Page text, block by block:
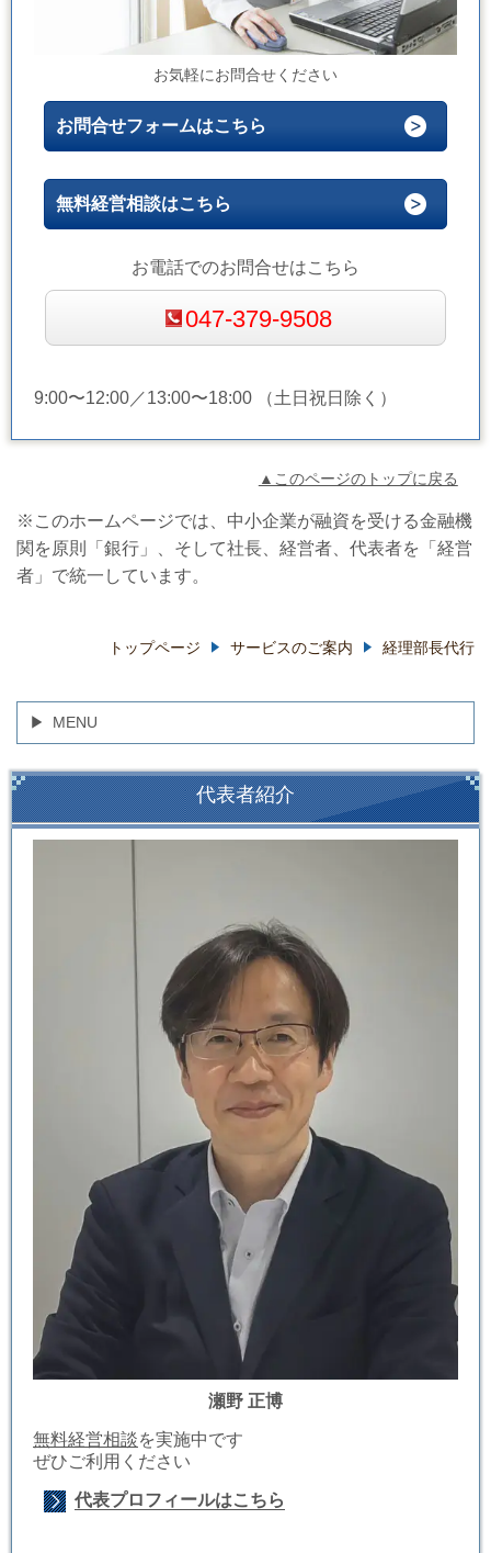
お気軽にお問合せください
お問合せフォームはこちら
無料経営相談はこちら
お電話でのお問合せはこちら
047-379-9508
9:00〜12:00／13:00〜18:00 （土日祝日除く）
▲このページのトップに戻る
※このホームページでは、中小企業が融資を受ける金融機
関を原則「銀行」、そして社長、経営者、代表者を「経営
者」で統一しています。
トップページ サービスのご案内 経理部長代行
MENU
代表者紹介
瀬野 正博
無料経営相談を実施中です
ぜひご利用ください
代表プロフィールはこちら